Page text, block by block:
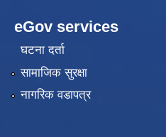
eGov services
घटना दर्ता
सामाजिक सुरक्षा
नागरिक वडापत्र